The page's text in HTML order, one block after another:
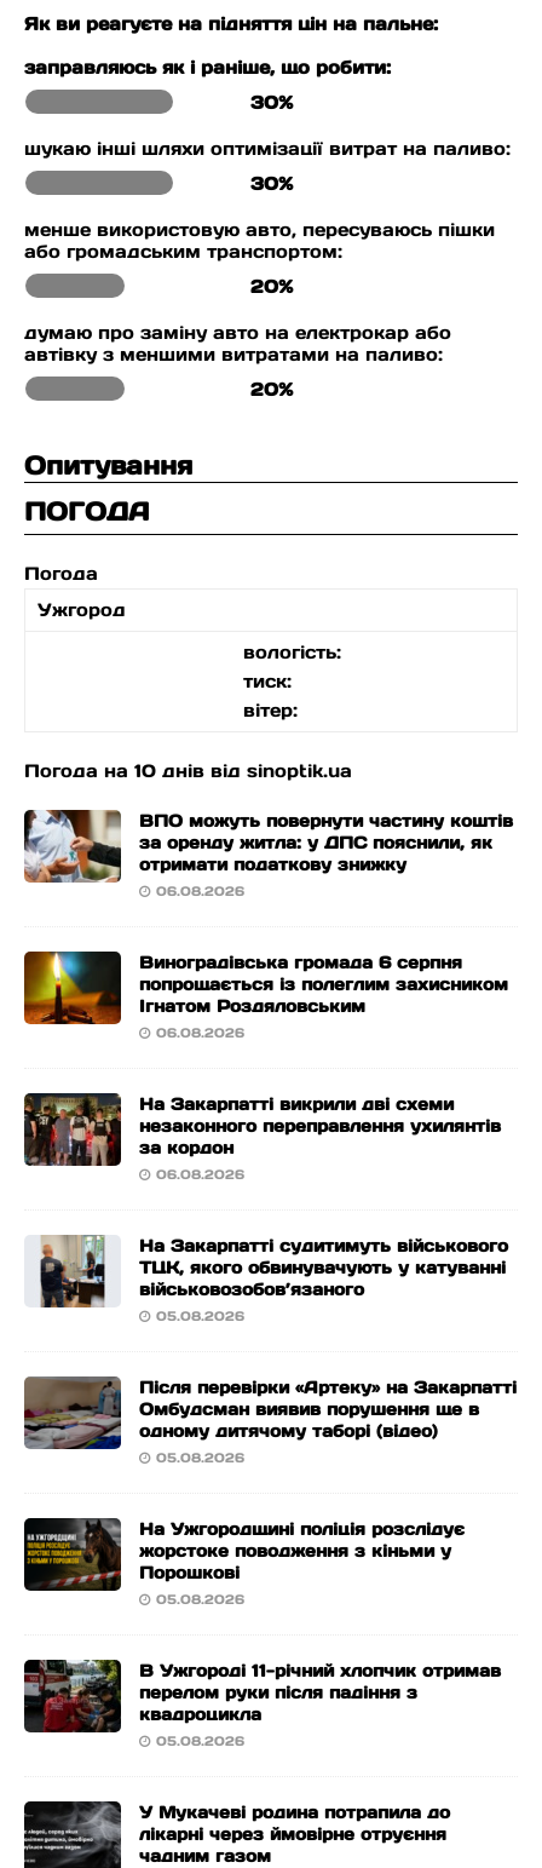
Як ви реагуєте на підняття цін на пальне:
заправляюсь як і раніше, що робити:
30%
шукаю інші шляхи оптимізації витрат на паливо:
30%
менше використовую авто, пересуваюсь пішки
або громадським транспортом:
20%
думаю про заміну авто на електрокар або
автівку з меншими витратами на паливо:
20%
Опитування
ПОГОДА
Погода
Ужгород
вологість:
тиск:
вітер:
Погода на 10 днів від sinoptik.ua
ВПО можуть повернути частину коштів
за оренду житла: у ДПС пояснили, як
отримати податкову знижку
06.08.2026
Виноградівська громада 6 серпня
попрощається із полеглим захисником
Ігнатом Роздяловським
06.08.2026
На Закарпатті викрили дві схеми
незаконного переправлення ухилянтів
за кордон
06.08.2026
На Закарпатті судитимуть військового
ТЦК, якого обвинувачують у катуванні
військовозобов’язаного
05.08.2026
Після перевірки «Артеку» на Закарпатті
Омбудсман виявив порушення ще в
одному дитячому таборі (відео)
05.08.2026
На Ужгородщині поліція розслідує
жорстоке поводження з кіньми у
Порошкові
05.08.2026
В Ужгороді 11-річний хлопчик отримав
перелом руки після падіння з
квадроцикла
05.08.2026
У Мукачеві родина потрапила до
лікарні через ймовірне отруєння
чадним газом